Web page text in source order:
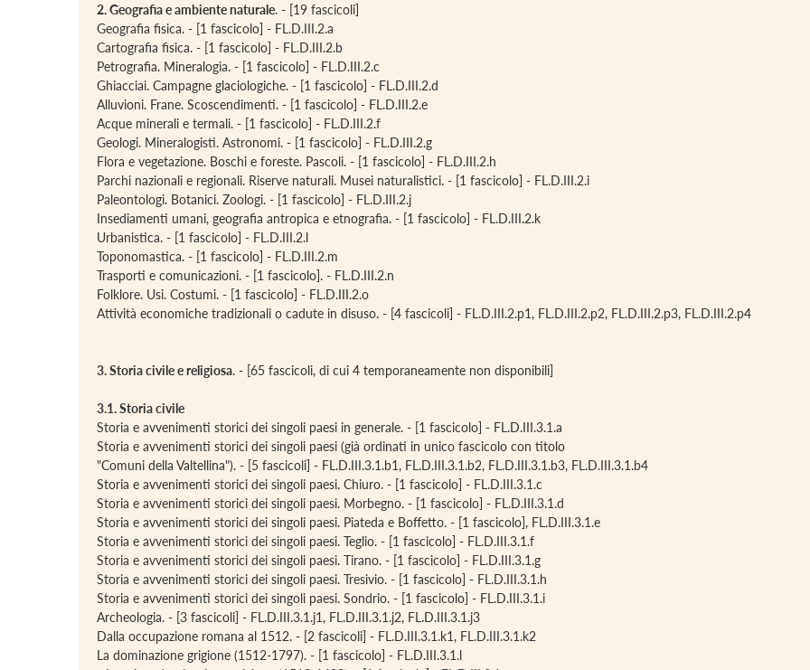
2. Geografia e ambiente naturale. - [19 fascicoli]
Geografia fisica. - [1 fascicolo] - FL.D.III.2.a
Cartografia fisica. - [1 fascicolo] - FL.D.III.2.b
Petrografia. Mineralogia. - [1 fascicolo] - FL.D.III.2.c
Ghiacciai. Campagne glaciologiche. - [1 fascicolo] - FL.D.III.2.d
Alluvioni. Frane. Scoscendimenti. - [1 fascicolo] - FL.D.III.2.e
Acque minerali e termali. - [1 fascicolo] - FL.D.III.2.f
Geologi. Mineralogisti. Astronomi. - [1 fascicolo] - FL.D.III.2.g
Flora e vegetazione. Boschi e foreste. Pascoli. - [1 fascicolo] - FL.D.III.2.h
Parchi nazionali e regionali. Riserve naturali. Musei naturalistici. - [1 fascicolo] - FL.D.III.2.i
Paleontologi. Botanici. Zoologi. - [1 fascicolo] - FL.D.III.2.j
Insediamenti umani, geografia antropica e etnografia. - [1 fascicolo] - FL.D.III.2.k
Urbanistica. - [1 fascicolo] - FL.D.III.2.l
Toponomastica. - [1 fascicolo] - FL.D.III.2.m
Trasporti e comunicazioni. - [1 fascicolo]. - FL.D.III.2.n
Folklore. Usi. Costumi. - [1 fascicolo] - FL.D.III.2.o
Attività economiche tradizionali o cadute in disuso. - [4 fascicoli] - FL.D.III.2.p1, FL.D.III.2.p2, FL.D.III.2.p3, FL.D.III.2.p4
3. Storia civile e religiosa. - [65 fascicoli, di cui 4 temporaneamente non disponibili]
3.1. Storia civile
Storia e avvenimenti storici dei singoli paesi in generale. - [1 fascicolo] - FL.D.III.3.1.a
Storia e avvenimenti storici dei singoli paesi (già ordinati in unico fascicolo con titolo
"Comuni della Valtellina"). - [5 fascicoli] - FL.D.III.3.1.b1, FL.D.III.3.1.b2, FL.D.III.3.1.b3, FL.D.III.3.1.b4
Storia e avvenimenti storici dei singoli paesi. Chiuro. - [1 fascicolo] - FL.D.III.3.1.c
Storia e avvenimenti storici dei singoli paesi. Morbegno. - [1 fascicolo] - FL.D.III.3.1.d
Storia e avvenimenti storici dei singoli paesi. Piateda e Boffetto. - [1 fascicolo], FL.D.III.3.1.e
Storia e avvenimenti storici dei singoli paesi. Teglio. - [1 fascicolo] - FL.D.III.3.1.f
Storia e avvenimenti storici dei singoli paesi. Tirano. - [1 fascicolo] - FL.D.III.3.1.g
Storia e avvenimenti storici dei singoli paesi. Tresivio. - [1 fascicolo] - FL.D.III.3.1.h
Storia e avvenimenti storici dei singoli paesi. Sondrio. - [1 fascicolo] - FL.D.III.3.1.i
Archeologia. - [3 fascicoli] - FL.D.III.3.1.j1, FL.D.III.3.1.j2, FL.D.III.3.1.j3
Dalla occupazione romana al 1512. - [2 fascicoli] - FL.D.III.3.1.k1, FL.D.III.3.1.k2
La dominazione grigione (1512-1797). - [1 fascicolo] - FL.D.III.3.1.l